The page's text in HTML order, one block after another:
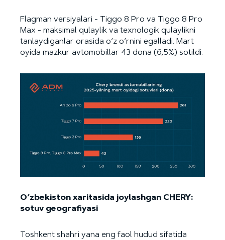
Flagman versiyalari - Tiggo 8 Pro va Tiggo 8 Pro
Max - maksimal qulaylik va texnologik qulaylikni
tanlaydiganlar orasida o‘z o‘rnini egalladi. Mart
oyida mazkur avtomobillar 43 dona (6,5%) sotildi.
O‘zbekiston xaritasida joylashgan CHERY:
sotuv geografiyasi
Toshkent shahri yana eng faol hudud sifatida